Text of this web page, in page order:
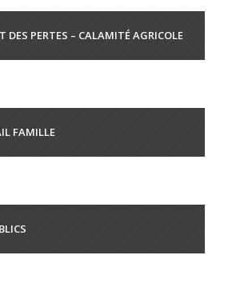
DES PERTES – CALAMITÉ AGRICOLE
FAMILLE